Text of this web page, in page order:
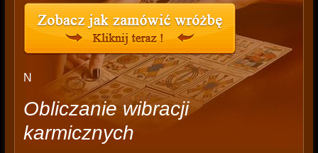
N
Obliczanie wibracji
karmicznych